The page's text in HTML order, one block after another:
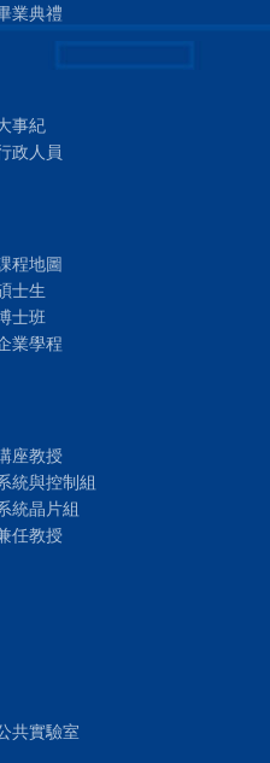
業典禮
事紀
政人員
程地圖
士生
士班
業學程
座教授
統與控制組
統晶片組
任教授
共實驗室